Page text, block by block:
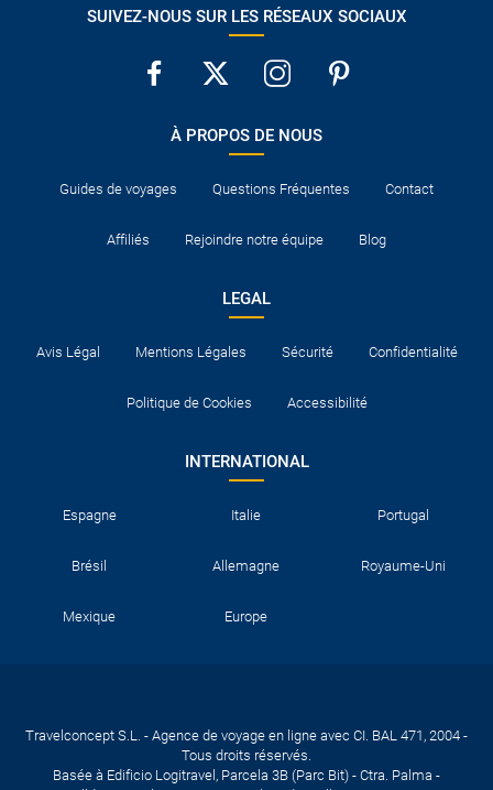
SUIVEZ-NOUS SUR LES RÉSEAUX SOCIAUX
À PROPOS DE NOUS
Guides de voyages Questions Fréquentes Contact
Affiliés Rejoindre notre équipe Blog
LEGAL
Avis Légal Mentions Légales Sécurité Confidentialité
Politique de Cookies Accessibilité
INTERNATIONAL
Espagne Italie Portugal
Brésil Allemagne Royaume-Uni
Mexique Europe
Travelconcept S.L. - Agence de voyage en ligne avec CI. BAL 471, 2004 -
Tous droits réservés.
Basée à Edificio Logitravel, Parcela 3B (Parc Bit) - Ctra. Palma -